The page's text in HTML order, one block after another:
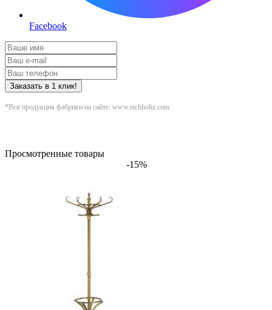
Facebook
Заказать в 1 клик!
*Вся продукция фабрики на сайте: www.eichholtz.com
Просмотренные товары
-15%